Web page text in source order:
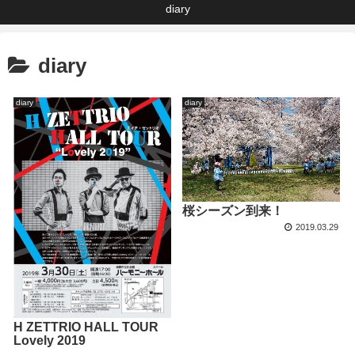
diary
diary
diary
H ZETTRIO HALL TOUR
Lovely 2019
diary
桜シーズン到来！
2019.03.29